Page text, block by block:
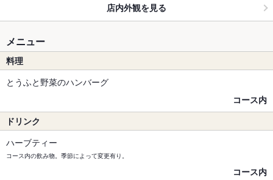
店内外観を見る
メニュー
料理
とうふと野菜のハンバーグ
コース内
ドリンク
ハーブティー
コース内の飲み物。季節によって変更有り。
コース内